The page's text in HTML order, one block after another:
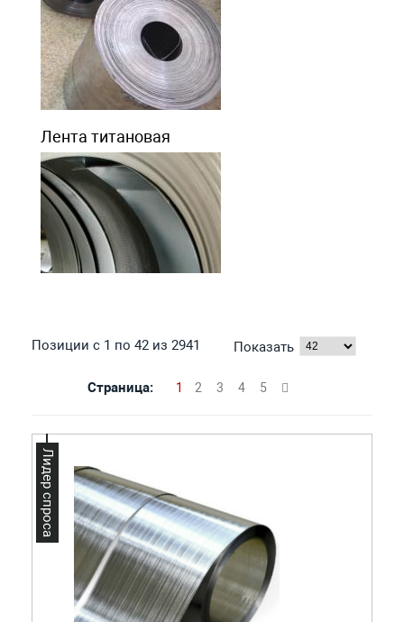
Лента титановая
Позиции с 1 по 42 из 2941 Показать
Страница: 1 2 3 4 5
Лидер спроса